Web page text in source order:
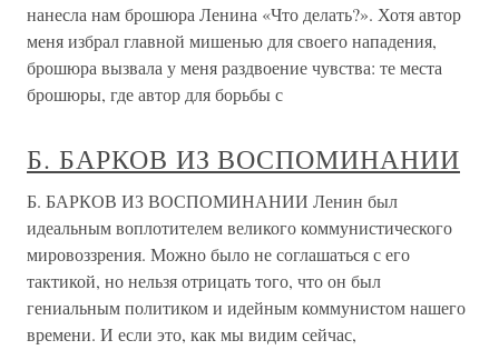
нанесла нам брошюра Ленина «Что делать?». Хотя автор
меня избрал главной мишенью для своего нападения,
брошюра вызвала у меня раздвоение чувства: те места
брошюры, где автор для борьбы с
Б. БАРКОВ ИЗ ВОСПОМИНАНИИ
Б. БАРКОВ ИЗ ВОСПОМИНАНИИ Ленин был
идеальным воплотителем великого коммунистического
мировоззрения. Можно было не соглашаться с его
тактикой, но нельзя отрицать того, что он был
гениальным политиком и идейным коммунистом нашего
времени. И если это, как мы видим сейчас,